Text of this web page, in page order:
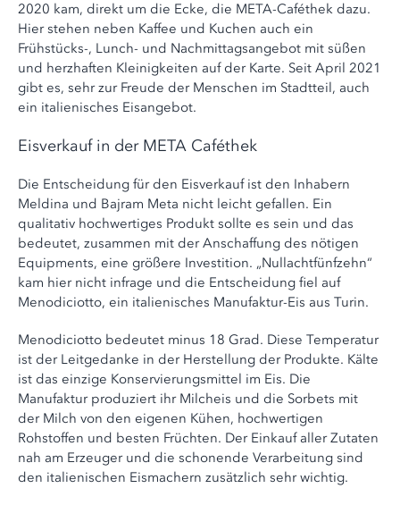
2020 kam, direkt um die Ecke, die META-Caféthek dazu.
Hier stehen neben Kaffee und Kuchen auch ein
Frühstücks-, Lunch- und Nachmittagsangebot mit süßen
und herzhaften Kleinigkeiten auf der Karte. Seit April 2021
gibt es, sehr zur Freude der Menschen im Stadtteil, auch
ein italienisches Eisangebot.
Eisverkauf in der META Caféthek
Die Entscheidung für den Eisverkauf ist den Inhabern
Meldina und Bajram Meta nicht leicht gefallen. Ein
qualitativ hochwertiges Produkt sollte es sein und das
bedeutet, zusammen mit der Anschaffung des nötigen
Equipments, eine größere Investition. „Nullachtfünfzehn“
kam hier nicht infrage und die Entscheidung fiel auf
Menodiciotto, ein italienisches Manufaktur-Eis aus Turin.
Menodiciotto bedeutet minus 18 Grad. Diese Temperatur
ist der Leitgedanke in der Herstellung der Produkte. Kälte
ist das einzige Konservierungsmittel im Eis. Die
Manufaktur produziert ihr Milcheis und die Sorbets mit
der Milch von den eigenen Kühen, hochwertigen
Rohstoffen und besten Früchten. Der Einkauf aller Zutaten
nah am Erzeuger und die schonende Verarbeitung sind
den italienischen Eismachern zusätzlich sehr wichtig.